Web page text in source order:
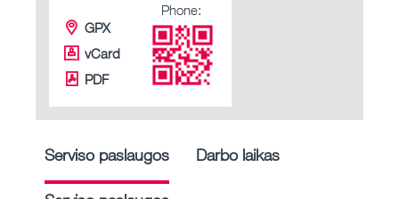
GPX
vCard
PDF
Phone:
Serviso paslaugos Darbo laikas